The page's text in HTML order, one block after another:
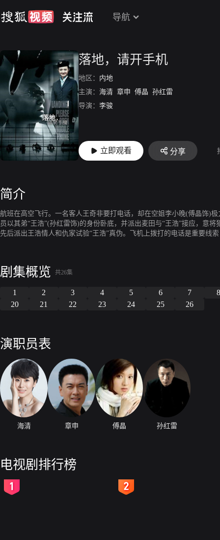
导航
落地，请开手机
地区： 内地
主演： 海清 章申 傅晶 孙红雷
导演： 李骏
立即观看 分享
简介
航班在高空飞行。一名客人王奇非要打电话，却在空姐李小晚(傅晶饰)
员以其弟“王浩”(孙红雷饰)的身份卧底，并派出麦田与“王浩”接应，意
先后派出王浩情人和仇家试验“王浩”真伪。飞机上拨打的电话是重要线
剧集概览 共26集
1 2 3 4 5 6 7
20
21 22 23 24 25 26
演职员表
海清 章申 傅晶 孙红雷
电视剧排行榜